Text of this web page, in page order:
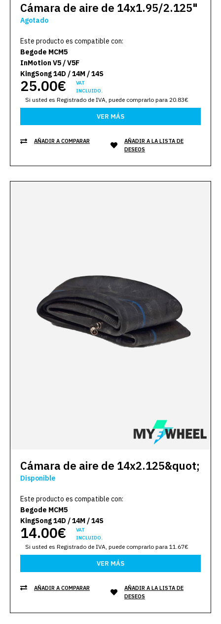
Cámara de aire de 14x1.95/2.125"
Agotado
Este producto es compatible con:
Begode MCM5
InMotion V5 / V5F
KingSong 14D / 14M / 14S
25.00€
VAT
INCLUIDO.
Si usted es Registrado de IVA, puede comprarlo para 20.83€
VER MÁS
AÑADIR A COMPARAR
AÑADIR A LA LISTA DE
DESEOS
Cámara de aire de 14x2.125&quot;
Disponible
Este producto es compatible con:
Begode MCM5
KingSong 14D / 14M / 14S
14.00€
VAT
INCLUIDO.
Si usted es Registrado de IVA, puede comprarlo para 11.67€
VER MÁS
AÑADIR A COMPARAR
AÑADIR A LA LISTA DE
DESEOS